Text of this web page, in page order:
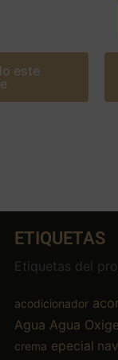
este
ETIQUETAS
Etiquetas del
acodicionador
Agua Agua
crema epecial